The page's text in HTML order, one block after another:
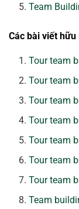
Team
Các bài viết hữu
Tour team
Tour team
Tour team
Tour team
Tour team
Tour team
Tour team
Team